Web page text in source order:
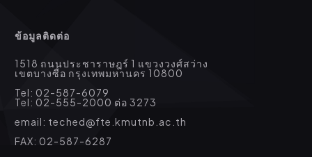
ข้อมูลติดต่อ
1518 ถนนประชาราษฎร์ 1 แขวงวงศ์สว่าง
เขตบางซื่อ กรุงเทพมหานคร 10800
Tel: 02-587-6079
Tel: 02-555-2000 ต่อ 3273
email: teched@fte.kmutnb.ac.th
FAX: 02-587-6287